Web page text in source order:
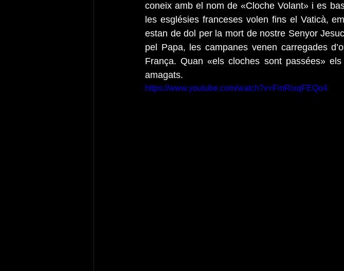
coneix amb el nom de «Cloche Volant» i es
les esglésies franceses volen fins el Vaticà,
estan de dol per la mort de nostre Senyor
pel Papa, les campanes venen carregades
França. Quan «els cloches sont passées»
amagats.
https://www.youtube.com/watch?v=FmRixqFEQo4